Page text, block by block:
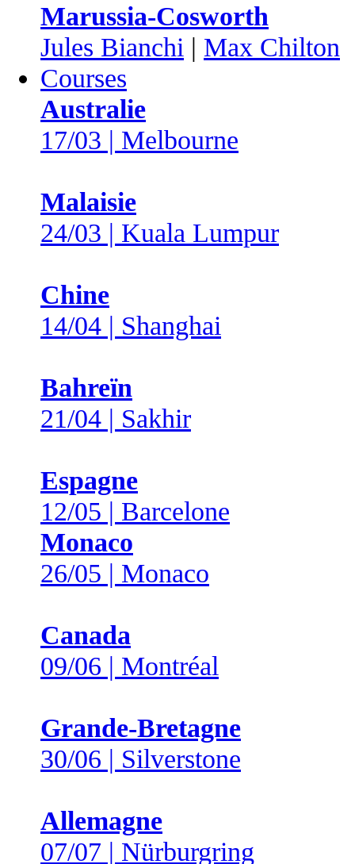
Marussia-Cosworth
Jules Bianchi | Max Chilton
Courses
Australie
17/03 | Melbourne
Malaisie
24/03 | Kuala Lumpur
Chine
14/04 | Shanghai
Bahreïn
21/04 | Sakhir
Espagne
12/05 | Barcelone
Monaco
26/05 | Monaco
Canada
09/06 | Montréal
Grande-Bretagne
30/06 | Silverstone
Allemagne
07/07 | Nürburgring